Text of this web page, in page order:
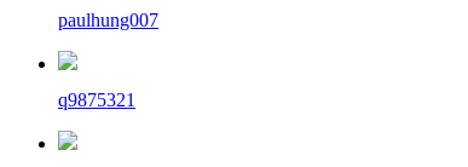
paulhung007
q9875321